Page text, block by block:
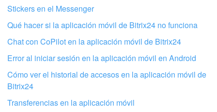
No me gusta cómo funciona esta herramienta
Stickers en el Messenger
Qué hacer si la aplicación móvil de Bitrix24 no funciona
Chat con CoPilot en la aplicación móvil de Bitrix24
Error al iniciar sesión en la aplicación móvil en Android
Cómo ver el historial de accesos en la aplicación móvil de
Bitrix24
Transferencias en la aplicación móvil